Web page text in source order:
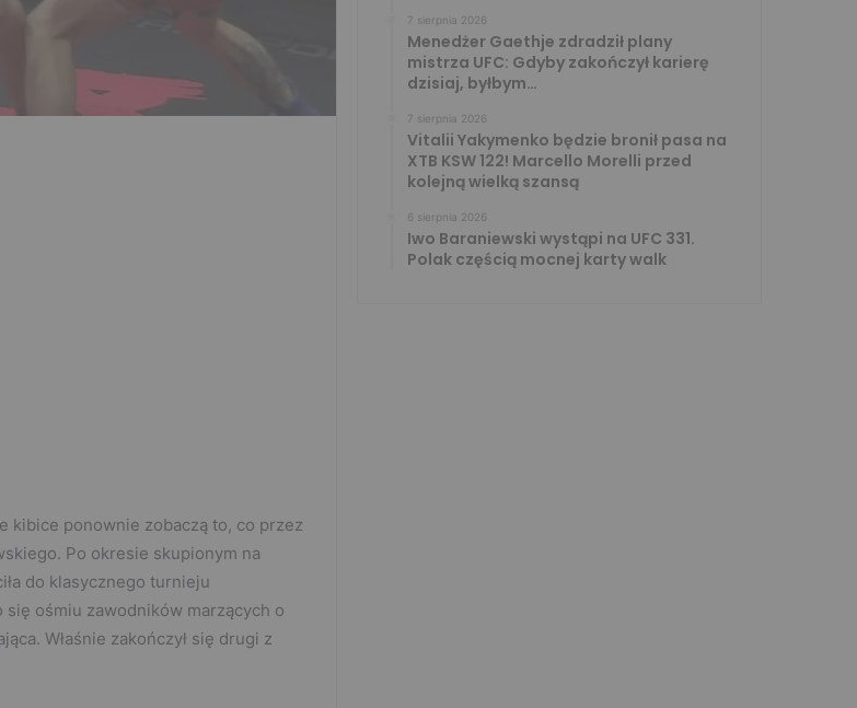
kibice ponownie zobaczą to, co przez
Po okresie skupionym na
do klasycznego turnieju
ośmiu zawodników marzących o
Właśnie zakończył się drugi z
7 sierpnia 2026
Menedżer Gaethje zdradził plany
mistrza UFC: Gdyby zakończył karierę
dzisiaj, byłbym…
7 sierpnia 2026
Vitalii Yakymenko będzie bronił pasa na
XTB KSW 122! Marcello Morelli przed
kolejną wielką szansą
6 sierpnia 2026
Iwo Baraniewski wystąpi na UFC 331.
Polak częścią mocnej karty walk